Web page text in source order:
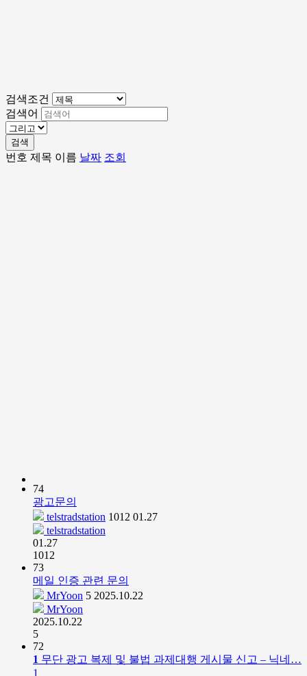
검색조건
검색어
검색
번호 제목 이름 날짜 조회
74
광고문의
telstradstation 1012 01.27
telstradstation
01.27
1012
73
메일 인증 관련 문의
MrYoon 5 2025.10.22
MrYoon
2025.10.22
5
72
1 무단 광고 복제 및 불법 과제대행 게시물 신고 – 닉네…
1